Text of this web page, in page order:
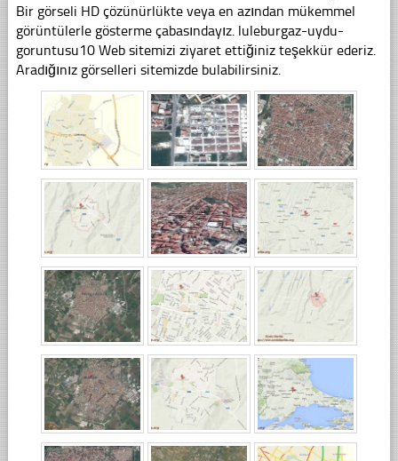
Bir görseli HD çözünürlükte veya en azından mükemmel
görüntülerle gösterme çabasındayız. luleburgaz-uydu-
goruntusu10 Web sitemizi ziyaret ettiğiniz teşekkür ederiz.
Aradığınız görselleri sitemizde bulabilirsiniz.